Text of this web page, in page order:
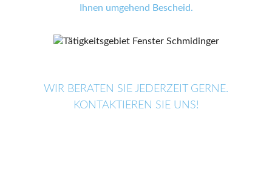
Ihnen umgehend Bescheid.
WIR BERATEN SIE JEDERZEIT GERNE.
KONTAKTIEREN SIE UNS!